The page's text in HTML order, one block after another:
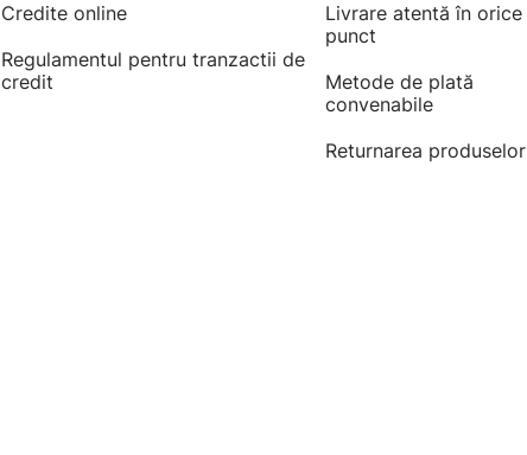
Credite online
Regulamentul pentru tranzactii de
credit
Livrare atentă în orice
punct
Metode de plată
convenabile
Returnarea produselor